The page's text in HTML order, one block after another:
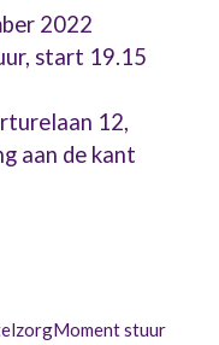
2022
start 19.15
12,
aan de kant
stuur